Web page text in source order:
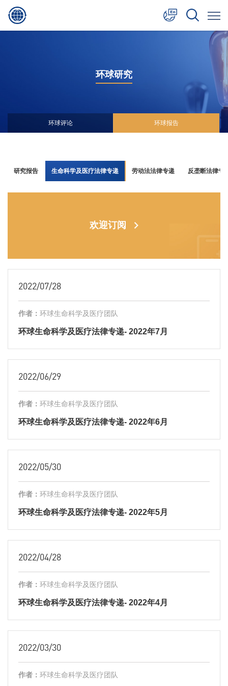
日本語
环球研究
环球评论 环球报告
研究报告 生命科学及医疗法律专递 劳动法法律专递 反垄断法律专
欢迎订阅
2022/07/28
作者： 环球生命科学及医疗团队
环球生命科学及医疗法律专递- 2022年7月
2022/06/29
作者： 环球生命科学及医疗团队
环球生命科学及医疗法律专递- 2022年6月
2022/05/30
作者： 环球生命科学及医疗团队
环球生命科学及医疗法律专递- 2022年5月
2022/04/28
作者： 环球生命科学及医疗团队
环球生命科学及医疗法律专递- 2022年4月
2022/03/30
作者： 环球生命科学及医疗团队